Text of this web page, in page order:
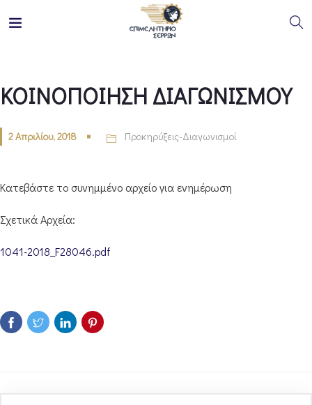
ΚΟΙΝΟΠΟΙΗΣΗ ΔΙΑΓΩΝΙΣΜΟΥ
2 Απριλίου, 2018 Προκηρύξεις-Διαγωνισμοί
Κατεβάστε το συνημμένο αρχείο για ενημέρωση
Σχετικά Αρχεία:
1041-2018_F28046.pdf